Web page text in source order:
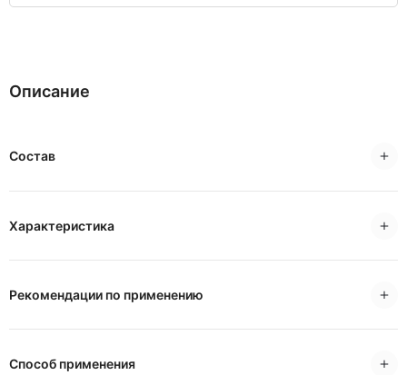
Описание
Состав
Характеристика
Рекомендации по применению
Способ применения